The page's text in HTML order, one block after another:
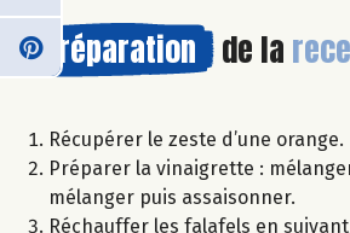
Préparation de la
Récupérer le zeste d’une
Préparer la vinaigrette :
mélanger puis assaisonner.
Réchauffer les falafels en